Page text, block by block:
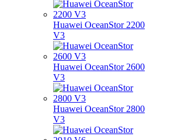
Huawei OceanStor 2200
V3
Huawei OceanStor 2600
V3
Huawei OceanStor 2800
V3